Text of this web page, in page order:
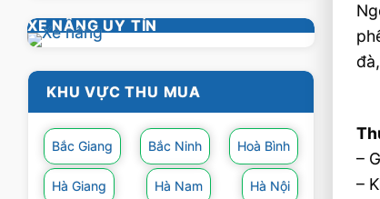
XE NÂNG UY TÍN
KHU VỰC THU MUA
Bắc Giang Bắc Ninh Hoà Bình
Hà Giang Hà Nam Hà Nội
–
–